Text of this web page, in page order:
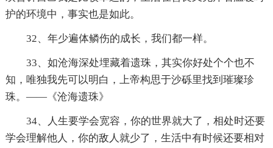
护的环境中，事实也是如此。
32、年少遍体鳞伤的成长，我们都一样。
33、如沧海深处埋藏着遗珠，其实你好处个个也不
知，唯独我先可以明白，上帝构思于沙砾里找到璀璨珍
珠。——《沧海遗珠》
34、人生要学会宽容，你的世界就大了，相处时还要
学会理解他人，你的敌人就少了，生活中有时候还要相对